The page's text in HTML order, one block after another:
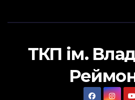
ТКП ім.